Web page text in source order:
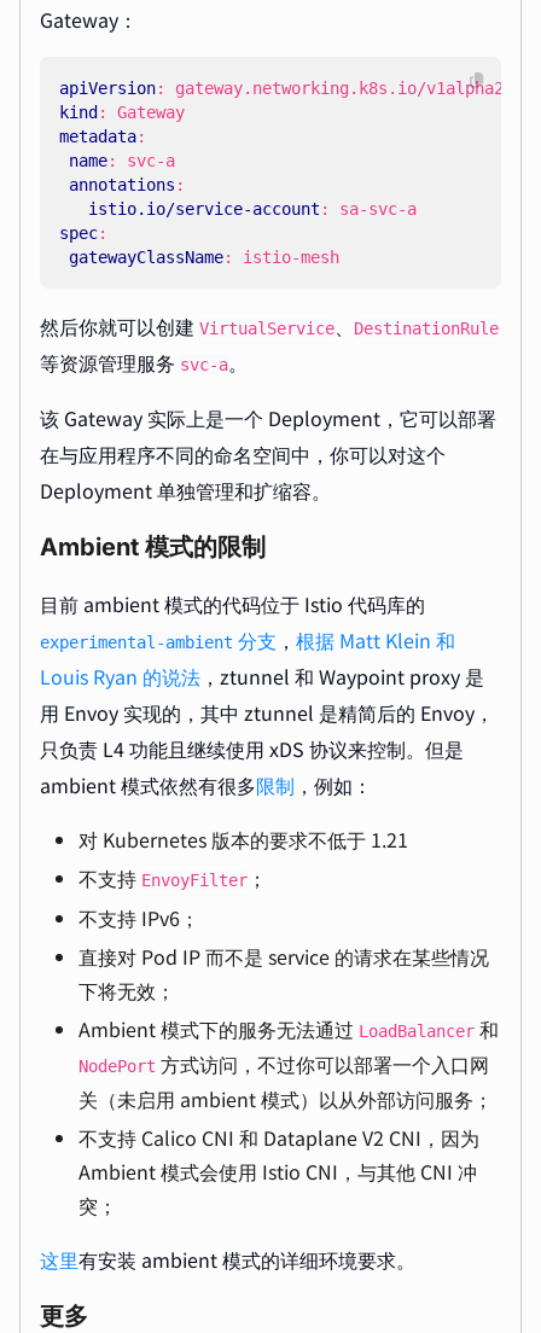
Gateway：
apiVersion:
gateway.networking.k8s.io/v1alpha2
kind :
Gateway
metadata:
name:
svc-a
annotations :
istio.io/service-account :
sa-svc-a
spec:
gatewayClassName: istio-mesh
然后你就可以创建 VirtualService、 DestinationRule
等资源管理服务 svc-a。
该 Gateway 实际上是一个 Deployment，它可以部署
在与应用程序不同的命名空间中，你可以对这个
Deployment 单独管理和扩缩容。
Ambient 模式的限制
目前 ambient 模式的代码位于 Istio 代码库的
experimental-ambient 分支 ， 根据 Matt Klein 和
Louis Ryan 的说法 ，ztunnel 和 Waypoint proxy 是
用 Envoy 实现的，其中 ztunnel 是精简后的 Envoy，
只负责 L4 功能且继续使用 xDS 协议来控制。但是
ambient 模式依然有很多限制 ，例如：
对 Kubernetes 版本的要求不低于 1.21
不支持 EnvoyFilter ；
不支持 IPv6；
直接对 Pod IP 而不是 service 的请求在某些情况
下将无效；
Ambient 模式下的服务无法通过 LoadBalancer 和
NodePort 方式访问，不过你可以部署一个入口网
关（未启用 ambient 模式）以从外部访问服务；
不支持 Calico CNI 和 Dataplane V2 CNI，因为
Ambient 模式会使用 Istio CNI，与其他 CNI 冲
突；
这里有安装 ambient 模式的详细环境要求。
更多